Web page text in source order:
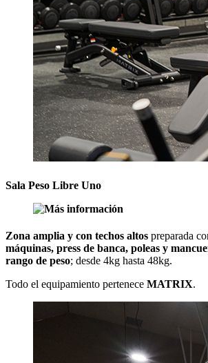
Sala Peso Libre Uno
Zona amplia y con techos altos preparada
máquinas, press de banca, poleas y
rango de peso; desde 4kg hasta 48kg.
Todo el equipamiento pertenece MATRIX.